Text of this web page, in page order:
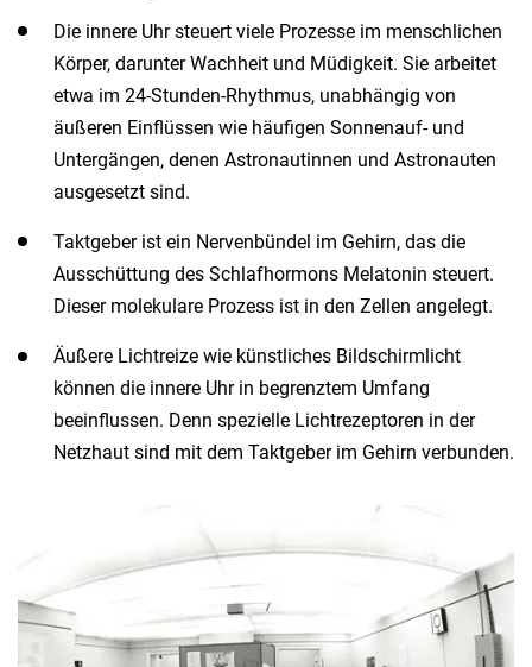
Die innere Uhr steuert viele Prozesse im menschlichen
Körper, darunter Wachheit und Müdigkeit. Sie arbeitet
etwa im 24-Stunden-Rhythmus, unabhängig von
äußeren Einflüssen wie häufigen Sonnenauf- und
Untergängen, denen Astronautinnen und Astronauten
ausgesetzt sind.
Taktgeber ist ein Nervenbündel im Gehirn, das die
Ausschüttung des Schlafhormons Melatonin steuert.
Dieser molekulare Prozess ist in den Zellen angelegt.
Äußere Lichtreize wie künstliches Bildschirmlicht
können die innere Uhr in begrenztem Umfang
beeinflussen. Denn spezielle Lichtrezeptoren in der
Netzhaut sind mit dem Taktgeber im Gehirn verbunden.